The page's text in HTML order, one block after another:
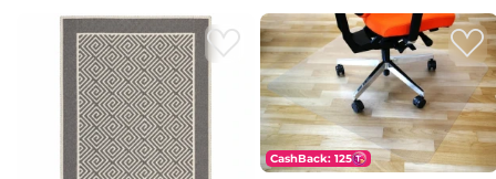
CashBack: 125